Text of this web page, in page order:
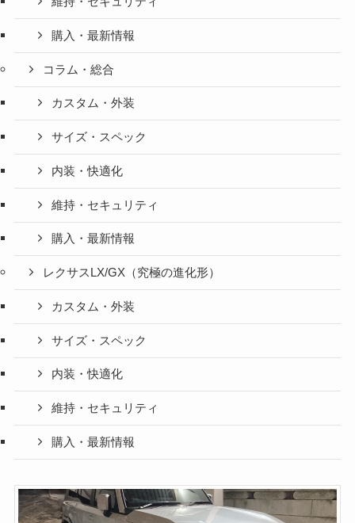
購入・最新情報
コラム・総合
カスタム・外装
サイズ・スペック
内装・快適化
維持・セキュリティ
購入・最新情報
レクサスLX/GX（究極の進化形）
カスタム・外装
サイズ・スペック
内装・快適化
維持・セキュリティ
購入・最新情報